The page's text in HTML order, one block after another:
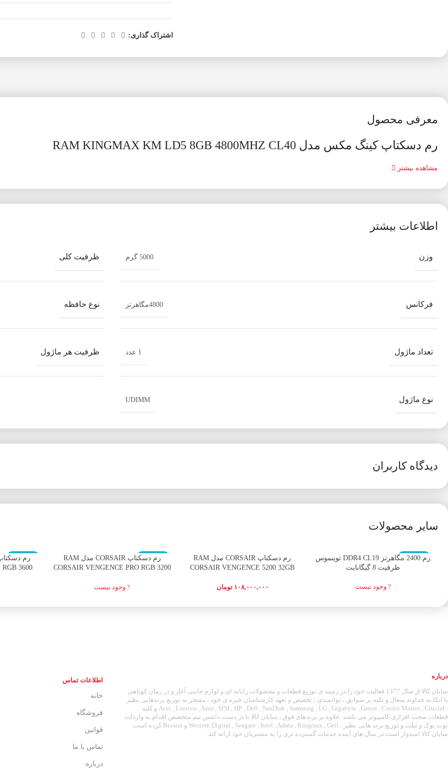
اشتراک گذاری:
معرفی محصول
رم دسکتاپ کینگ مکس مدل RAM KINGMAX KM LD5 8GB 4800MHZ CL40
مشاهده بیشتر
اطلاعات بیشتر
وزن 5000 گرم ظرفیت کلی
فرکانس 4800مگاهرتز نوع حافظه
تعداد ماژول 1 عدد ظرفیت هر ماژول
نوع ماژول UDIMM
دیدگاه کاربران
سایر محصولات
اتمام موجودی
رم 2400 مگاهرتز DDR4 CL19 توینموس
ظرفیت 8 گیگابایت
? وجود نیست
رم دسکتاپ CORSAIR مدل RAM
CORSAIR VENGENCE 5200 32GB
۱۰۸,۰۰۰,۰۰۰ تومان
اتمام موجودی
رم دسکتاپ CORSAIR مدل RAM
CORSAIR VENGENCE PRO RGB 3200
? وجود نیست
اتمام موجودی
3600
درباره
سایان کالا از سال 1377 فعالیت خود را در زمینه ی توزیع قطعات و محصولات رایانه ای و لوازم جانبی آغاز و در زمان کوتاهی
با اتکا به خداوند متعال و تکیه بر سوابق ، توانمندی ، تخصص و تعهد کارشناسان خبره ی خود ، مفتخر به توزیع برندهایی نظیر
: Acer , Lenovo , Asus , MSI , HP , Dell , SanDisk , Samsung , LG , Gigabyte , Green , Cooler Master , Crucial و کلیه
قطعات سخت افزاری کامپیوتر می باشد. علاوه بر برندهای فوق ، سایان کالا با در دست داشتن تیم متخصص اقدام به واردات
نوت بوک و تبلت و توزیع برند هایی نظیر : Western Digital , Seagate , Intel , Adata , Kingmax , Geil و Biostar کرده است.
سایان کالا امیدوار است در سال های آینده خدمات گسترده تری را به مشتریان خود ارائه کند.
اطلاعات تماس
خانه
فروشگاه
قوانین
تماس با ما
درباره